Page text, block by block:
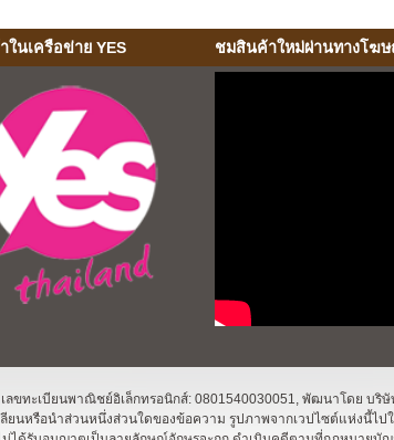
ในเครือข่าย YES ชมสินค้าใหม่ผ่านทางโฆ
ลขทะเบียนพาณิชย์อิเล็กทรอนิกส์: 0801540030051, พัฒนาโดย บริ
ยนหรือนำส่วนหนึ่งส่วนใดของข้อความ รูปภาพจากเวปไซต์แห่งนี้ไป